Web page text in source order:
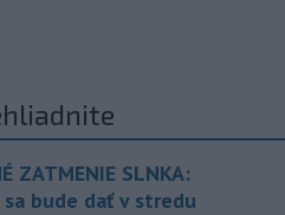
ZATMENIE SLNKA:
sa bude dať v stredu